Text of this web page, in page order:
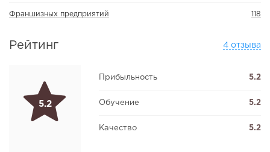
Франшизных предприятий 118
Рейтинг 4 отзыва
5.2
Прибыльность 5.2
Обучение 5.2
Качество 5.2